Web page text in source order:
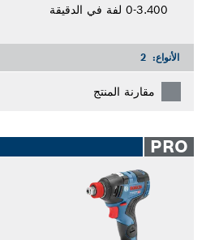
0-3.400 لفة في الدقيقة
الأنواع: 2
مقارنة المنتج
PRO